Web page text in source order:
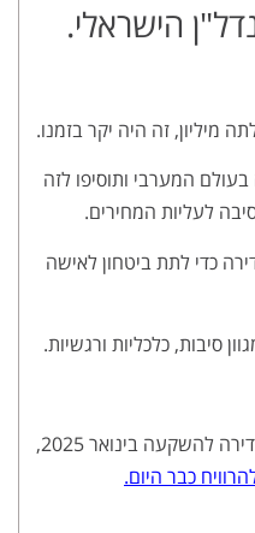
הישראלי.
מיליון, זה היה יקר בזמנו.
המערבי ותוסיפו לזה
לעליות המחירים.
כדי לתת ביטחון לאישה
סיבות, כלכליות ורגשיות.
להשקעה בינואר 2025,
כבר היום.